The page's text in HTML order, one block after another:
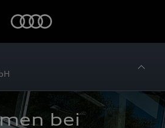
bei